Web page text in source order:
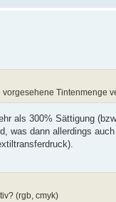
Tintenmenge
als 300% Sättigung
was dann allerdings
(rgb, cmyk)